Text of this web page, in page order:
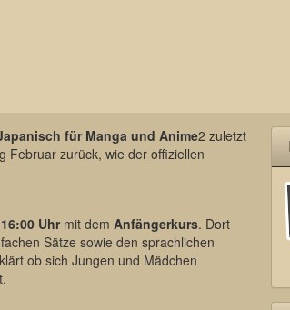
für Manga und Anime2 zuletzt
Februar zurück, wie der offiziellen
Uhrmit dem Anfängerkurs. Dort
Sätze sowie den sprachlichen
ob sich Jungen und Mädchen